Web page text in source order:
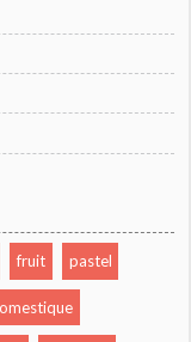
fruit pastel